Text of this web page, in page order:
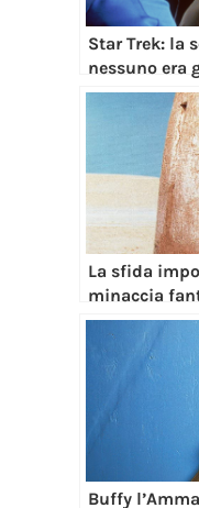
Star Trek: la
nessuno era
La sfida
minaccia
Buffy